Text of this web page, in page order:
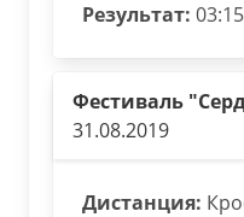
Результат:
Фестиваль
31.08.2019
Дистанция: